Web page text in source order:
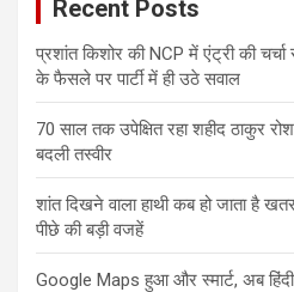
Recent Posts
प्रशांत किशोर की NCP में एंट्री की
के फैसले पर पार्टी में ही उठे सवाल
70 साल तक उपेक्षित रहा शहीद ठाकुर
बदली तस्वीर
शांत दिखने वाला हाथी कब हो जाता है
पीछे की बड़ी वजहें
Google Maps हुआ और स्मार्ट, अब